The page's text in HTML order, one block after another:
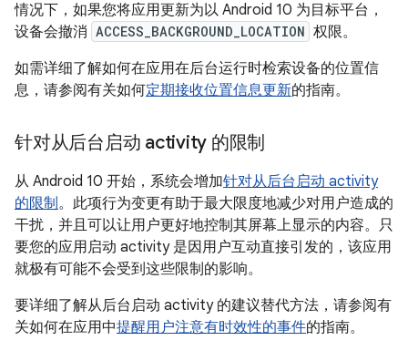
情况下，如果您将应用更新为以 Android 10 为目标平台，
设备会撤消 ACCESS_BACKGROUND_LOCATION 权限。
如需详细了解如何在应用在后台运行时检索设备的位置信
息，请参阅有关如何定期接收位置信息更新的指南。
针对从后台启动 activity 的限制
从 Android 10 开始，系统会增加针对从后台启动 activity
的限制。此项行为变更有助于最大限度地减少对用户造成的
干扰，并且可以让用户更好地控制其屏幕上显示的内容。只
要您的应用启动 activity 是因用户互动直接引发的，该应用
就极有可能不会受到这些限制的影响。
要详细了解从后台启动 activity 的建议替代方法，请参阅有
关如何在应用中提醒用户注意有时效性的事件的指南。